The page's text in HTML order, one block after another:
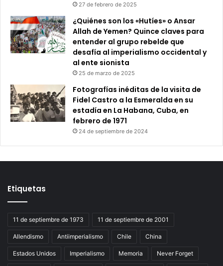
27 de febrero de 2025
¿Quiénes son los «Hutíes» o Ansar
Allah de Yemen? Quince claves para
entender al grupo rebelde que
desafía al imperialismo occidental y
al ente sionista
25 de marzo de 2025
Fotografías inéditas de la visita de
Fidel Castro a la Esmeralda en su
estadía en La Habana, Cuba, en
febrero de 1971
24 de septiembre de 2024
Etiquetas
11 de septiembre de 1973 11 de septiembre de 2001
Allendismo Antiimperialismo Chile China
Estados Unidos Imperialismo Memoria Never Forget